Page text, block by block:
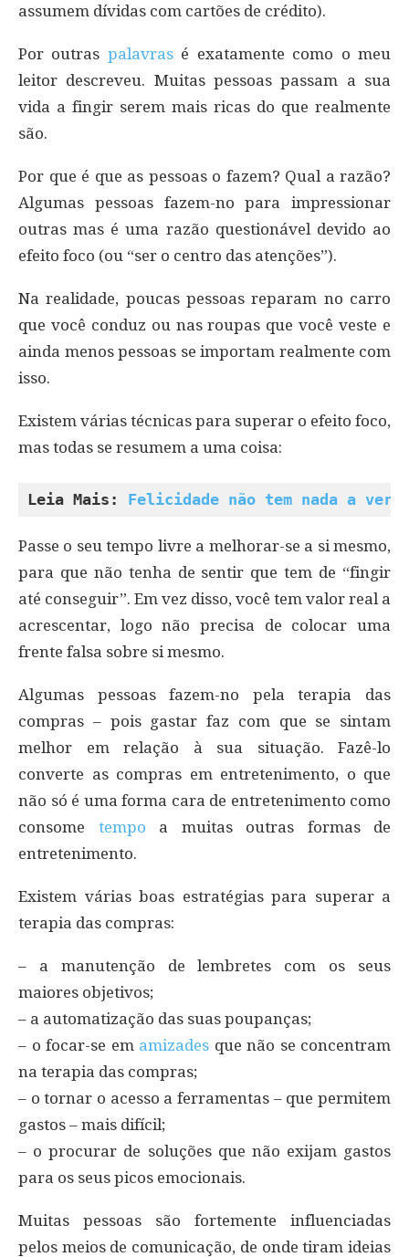
assumem dívidas com cartões de crédito).
Por outras palavrasé exatamente como o meu
leitor descreveu. Muitas pessoas passam a sua
vida a fingir serem mais ricas do que realmente
são.
Por que é que as pessoas o fazem? Qual a razão?
Algumas pessoas fazem-no para impressionar
outras mas é uma razão questionável devido ao
efeito foco (ou “ser o centro das atenções”).
Na realidade, poucas pessoas reparam no carro
que você conduz ou nas roupas que você veste e
ainda menos pessoas se importam realmente com
isso.
Existem várias técnicas para superar o efeito foco,
mas todas se resumem a uma coisa:
Leia Mais: Felicidade não tem nada a ver
Passe o seu tempo livre a melhorar-se a si mesmo,
para que não tenha de sentir que tem de “fingir
até conseguir”. Em vez disso, você tem valor real a
acrescentar, logo não precisa de colocar uma
frente falsa sobre si mesmo.
Algumas pessoas fazem-no pela terapia das
compras – pois gastar faz com que se sintam
melhor em relação à sua situação. Fazê-lo
converte as compras em entretenimento, o que
não só é uma forma cara de entretenimento como
consome tempo a muitas outras formas de
entretenimento.
Existem várias boas estratégias para superar a
terapia das compras:
– a manutenção de lembretes com os seus
maiores objetivos;
– a automatização das suas poupanças;
– o focar-se em amizades que não se concentram
na terapia das compras;
– o tornar o acesso a ferramentas – que permitem
gastos – mais difícil;
– o procurar de soluções que não exijam gastos
para os seus picos emocionais.
Muitas pessoas são fortemente influenciadas
pelos meios de comunicação, de onde tiram ideias